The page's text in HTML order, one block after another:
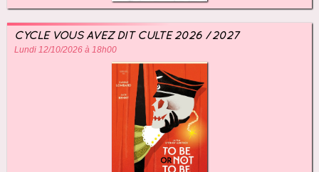
CYCLE VOUS AVEZ DIT CULTE 2026 / 2027
Lundi 12/10/2026 à 18h00